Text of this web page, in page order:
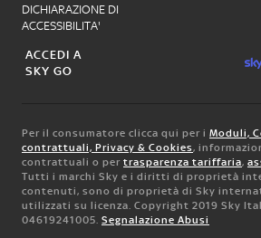
DICHIARAZIONE DI
ACCESSIBILITA'
ACCEDI A
SKY GO
Per il consumatore clicca qui per i Moduli,
contrattuali, Privacy & Cookies,
contrattuali o per trasparenza tariffaria,
Tutti i marchi Sky e i diritti di proprietà
contenuti, sono di proprietà di Sky
utilizzati su licenza. Copyright 2019 Sky
04619241005. Segnalazione Abusi